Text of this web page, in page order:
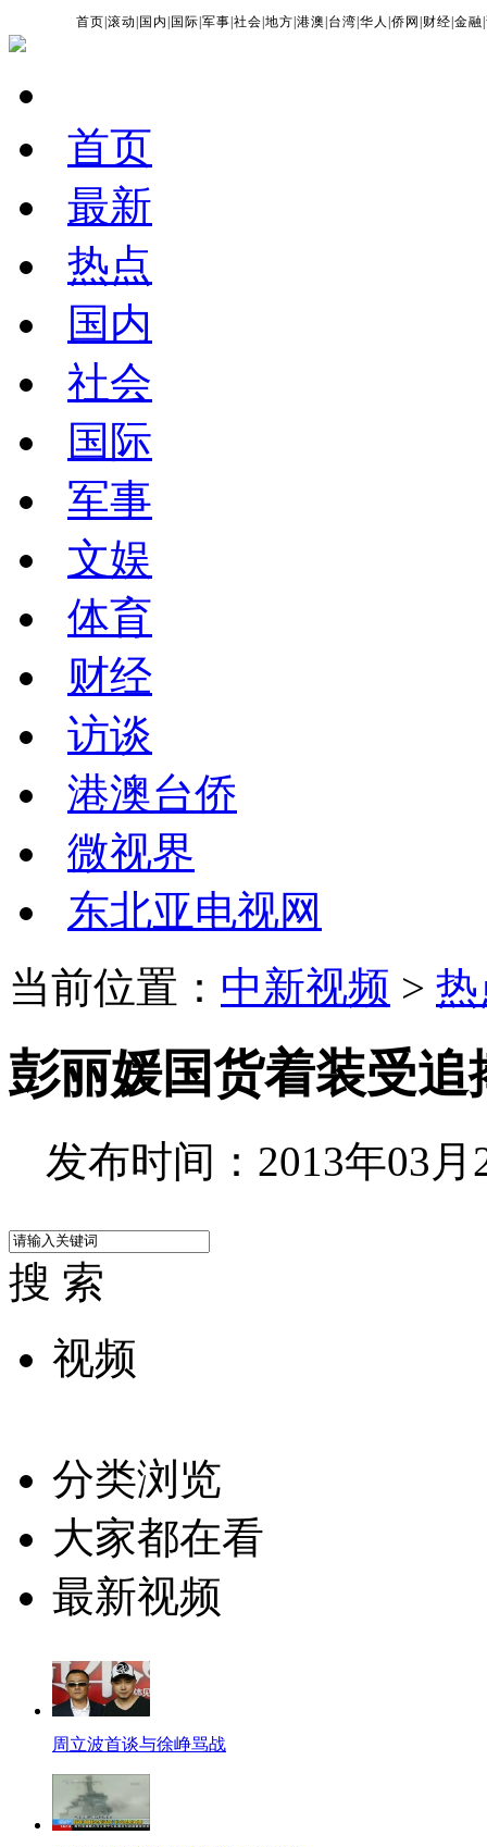
首页 |滚动 国内 国际 |军事 |社会 |地方 |港澳 台湾 |华人 |侨网 财经 |金融 |
首页
最新
热点
国内
社会
国际
军事
文娱
体育
财经
访谈
港澳台侨
微视界
东北亚电视网
当前位置： 中新视频 >
彭丽媛国货着装受
发布时间：2013年03月
搜 索
视频
分类浏览
大家都在看
最新视频
周立波首谈与徐峥骂战